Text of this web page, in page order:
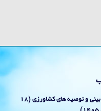
پیش بینی و توصیه های کشاورزی (18